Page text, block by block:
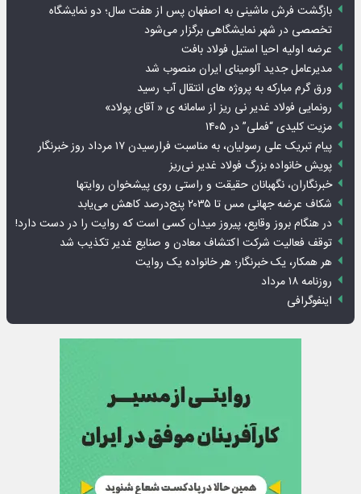
بازگشت فرش ماشینی به اصفهان پس از هفت سال؛ دو نمایشگاه
تخصصی در شهر نمایشگاهی برگزار می‌شود
عرضه اولیه احیا استیل فولاد بافت
مدیرعامل جدید آلومینای ایران منصوب شد
ورق گرم مبارکه به پروژه های انتقال آب رسید
رونمایی فولاد غدیر نی ریز از سامانه ی « آقای پولاد»
مزیت کلیدی “فملی” در ۱۴۰۵
پیام تبریک علی رسولیان، به مناسبت فرارسیدن ۱۷ مرداد روز خبرنگار
پویش خانواده بزرگ فولاد غدیر نی‌ریز
خبرنگاران، نگهبانان حقیقت و راستی روی پیشخوان روایت­ها
شکاف عرضه جهانی مس تا ۲۰۳۵ پنج‌درصد کاهش می‌یابد
در هنگام بروز وقایع، پیروز میدان کسی است که روایت را در دست دارد!
توقف فعالیت شرکت اکتشاف معادن و صنایع غدیر تکذیب شد
هر همکار، یک خبرنگار؛ هر خانواده یک روایت
روزنامه ۱۸ مرداد
اینفوگرافی